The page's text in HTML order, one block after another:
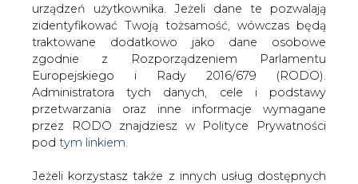
WŁĄCZ CIRE.TV
urządzeń użytkownika. Jeżeli dane te pozwalają
zidentyfikować Twoją tożsamość, wówczas będą
traktowane dodatkowo jako dane osobowe
zgodnie z Rozporządzeniem Parlamentu
Europejskiego i Rady 2016/679 (RODO).
Administratora tych danych, cele i podstawy
przetwarzania oraz inne informacje wymagane
przez RODO znajdziesz w Polityce Prywatności
pod tym linkiem.
Jeżeli korzystasz także z innych usług dostępnych